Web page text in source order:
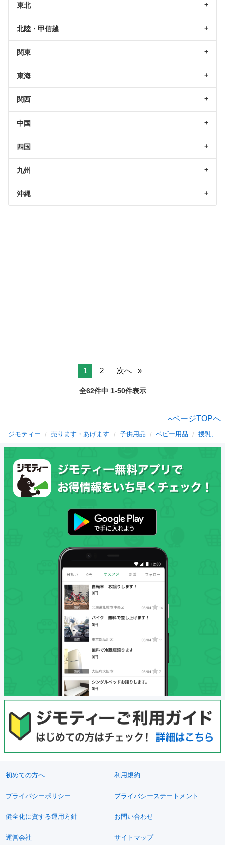
東北
北陸・甲信越
関東
東海
関西
中国
四国
九州
沖縄
1 2 次へ
全62件中 1-50件表示
ページTOPへ
ジモティー 売ります・あげます 子供用品 ベビー用品 授乳、
初めての方へ 利用規約
プライバシーポリシー プライバシーステートメント
健全化に資する運用方針 お問い合わせ
運営会社 サイトマップ